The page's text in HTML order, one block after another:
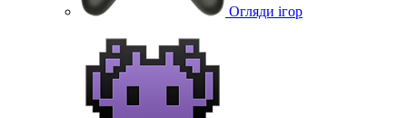
Огляди ігор